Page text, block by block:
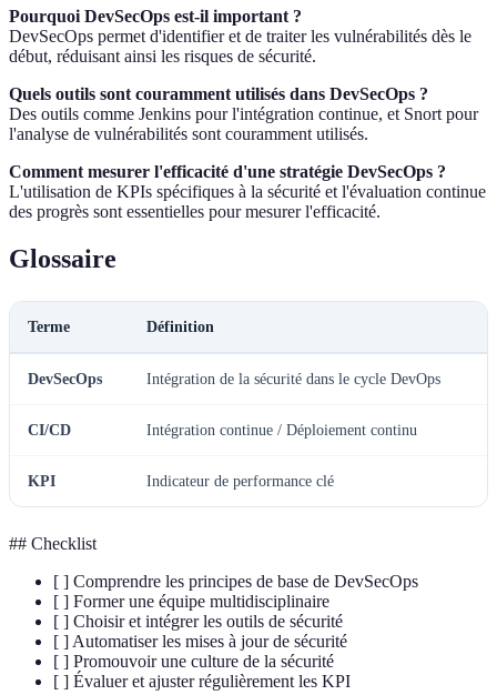
Pourquoi DevSecOps est-il important ?
DevSecOps permet d'identifier et de traiter les vulnérabilités dès le
début, réduisant ainsi les risques de sécurité.
Quels outils sont couramment utilisés dans DevSecOps ?
Des outils comme Jenkins pour l'intégration continue, et Snort pour
l'analyse de vulnérabilités sont couramment utilisés.
Comment mesurer l'efficacité d'une stratégie DevSecOps ?
L'utilisation de KPIs spécifiques à la sécurité et l'évaluation continue
des progrès sont essentielles pour mesurer l'efficacité.
Glossaire
Terme Définition
DevSecOps Intégration de la sécurité dans le cycle DevOps
CI/CD Intégration continue / Déploiement continu
KPI Indicateur de performance clé
## Checklist
[ ] Comprendre les principes de base de DevSecOps
[ ] Former une équipe multidisciplinaire
[ ] Choisir et intégrer les outils de sécurité
[ ] Automatiser les mises à jour de sécurité
[ ] Promouvoir une culture de la sécurité
[ ] Évaluer et ajuster régulièrement les KPI